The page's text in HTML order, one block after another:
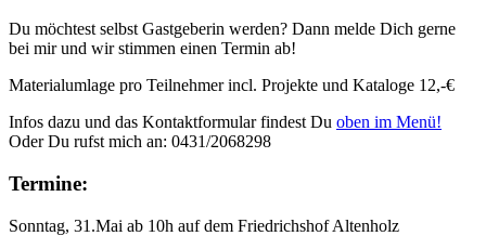
Du möchtest selbst Gastgeberin werden? Dann melde Dich gerne
bei mir und wir stimmen einen Termin ab!
Materialumlage pro Teilnehmer incl. Projekte und Kataloge 12,-€
Infos dazu und das Kontaktformular findest Du oben im Menü!
Oder Du rufst mich an: 0431/2068298
Termine:
Sonntag, 31.Mai ab 10h auf dem Friedrichshof Altenholz